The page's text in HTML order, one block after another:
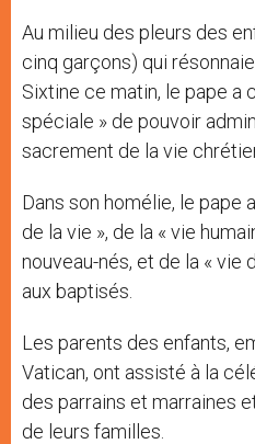
Au milieu des pleurs des
cinq garçons) qui
Sixtine ce matin, le pape a
spéciale » de pouvoir
sacrement de la vie
Dans son homélie, le pape
de la vie », de la « vie
nouveau-nés, et de la « vie
aux baptisés.
Les parents des enfants,
Vatican, ont assisté à la
des parrains et marraines
de leurs familles.